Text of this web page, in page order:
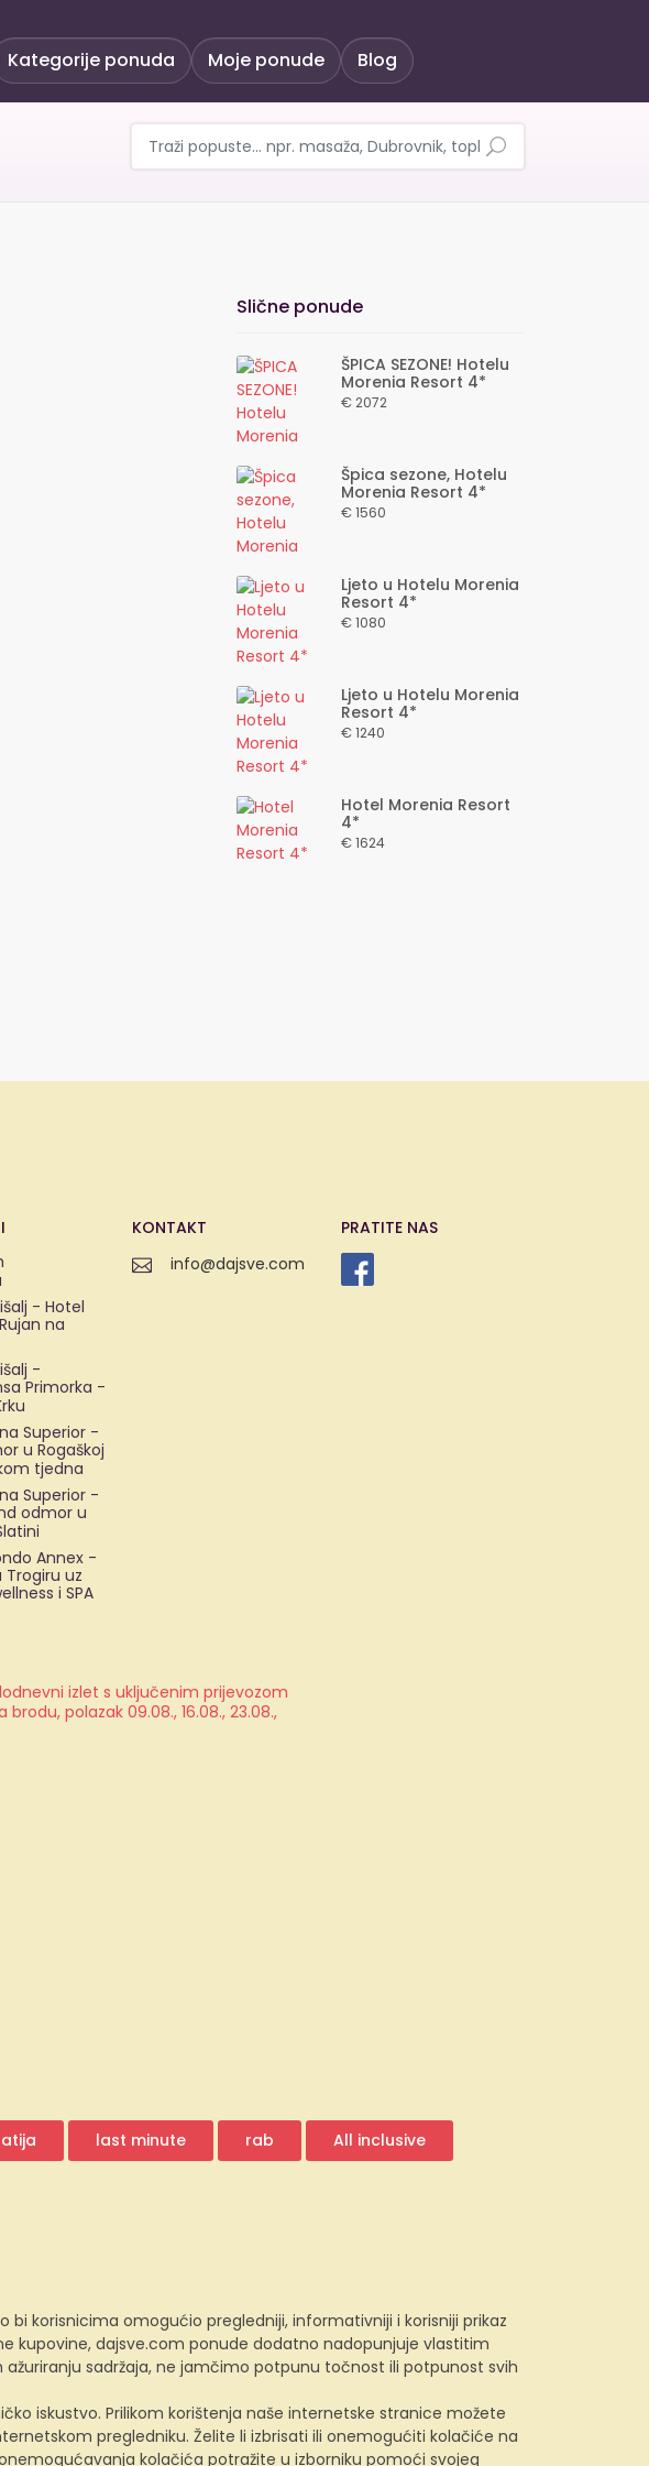
Kategorije ponuda Moje ponude Blog
ALL INCLUSIVE za
Slične ponude
ŠPICA SEZONE! Hotelu
Morenia Resort 4*
€ 2072
Špica sezone, Hotelu
Morenia Resort 4*
€ 1560
Ljeto u Hotelu Morenia
Resort 4*
€ 1080
Ljeto u Hotelu Morenia
Resort 4*
€ 1240
Hotel Morenia Resort
4*
€ 1624
- Hotel
na
-
Primorka -
Superior -
u Rogaškoj
tjedna
Superior -
odmor u
Annex -
Trogiru uz
i SPA
KONTAKT
info@dajsve.com
PRATITE NAS
izlet s uključenim prijevozom
polazak 09.08., 16.08., 23.08.,
last minute rab All inclusive
korisnicima omogućio pregledniji, informativniji i korisniji prikaz
kupovine, dajsve.com ponude dodatno nadopunjuje vlastitim
sadržaja, ne jamčimo potpunu točnost ili potpunost svih
iskustvo. Prilikom korištenja naše internetske stranice možete
pregledniku. Želite li izbrisati ili onemogućiti kolačiće na
kolačića potražite u izborniku pomoći svojeg